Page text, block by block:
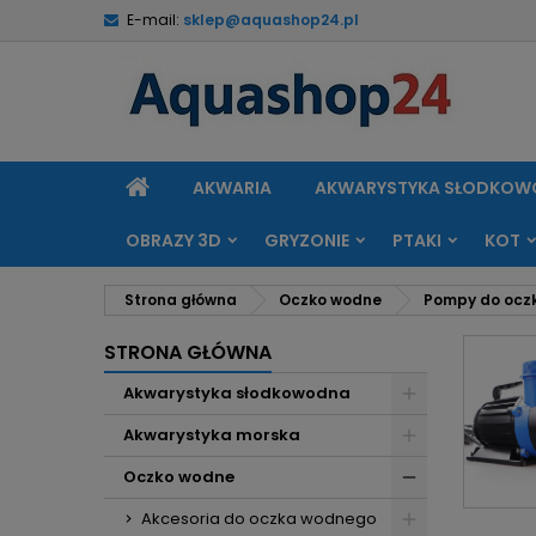
E-mail: sklep@aquashop24.pl
STRONAAKWARIA AKWARYSTYKA
OBRAZY 3D GRYZONIE PTAKI KOT
Strona główna Oczko wodne Pompy do
STRONA GŁÓWNA
Akwarystyka słodkowodna
Akwarystyka morska
Oczko wodne
Akcesoria do oczka wodnego